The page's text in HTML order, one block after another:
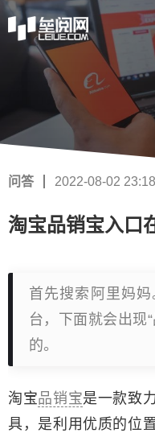
问答 2022-08-02
淘宝品销宝入口
首先搜索阿里妈
台，下面就会出现
的。
淘宝品销宝是一款致
具，是利用优质的位